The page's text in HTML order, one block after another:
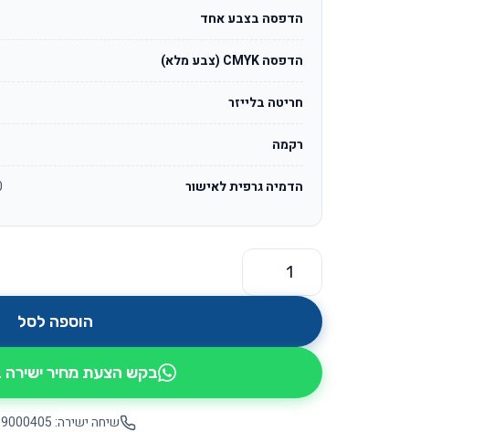
הדפסה בצבע אחד
הדפסה CMYK (צבע מלא)
חריטה בלייזר
רקמה
הדמיה גרפית לאישור
כמות של אוזניות בלוטוט אלחוטיות גדולות דגם היפ HIP
הוספה לסל
בקש הצעת מחיר ישירה
שיחה ישירה: 050-9000405